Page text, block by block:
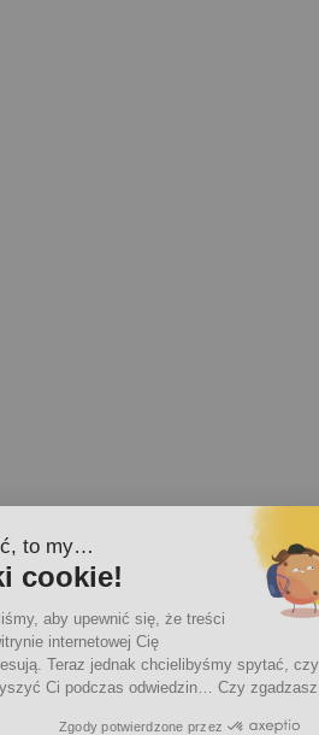
że treści
chcielibyśmy spytać, czy możemy
Czy zgadzasz się?
przez